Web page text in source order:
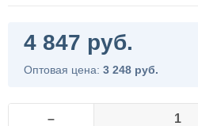
4 847 руб.
Оптовая цена: 3 248 руб.
–